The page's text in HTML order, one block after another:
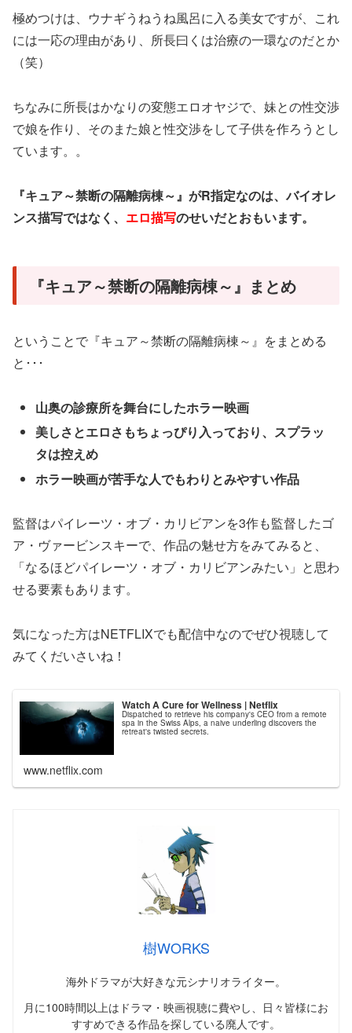
極めつけは、ウナギうねうね風呂に入る美女ですが、これ
には一応の理由があり、所長曰くは治療の一環なのだとか
（笑）
ちなみに所長はかなりの変態エロオヤジで、妹との性交渉
で娘を作り、そのまた娘と性交渉をして子供を作ろうとし
ています。。
『キュア～禁断の隔離病棟～』がR指定なのは、バイオレ
ンス描写ではなく、 エロ描写のせいだとおもいます。
『キュア～禁断の隔離病棟～』まとめ
ということで『キュア～禁断の隔離病棟～』をまとめる
と･･･
山奥の診療所を舞台にしたホラー映画
美しさとエロさもちょっぴり入っており、スプラッ
タは控えめ
ホラー映画が苦手な人でもわりとみやすい作品
監督はパイレーツ・オブ・カリビアンを3作も監督したゴ
ア・ヴァービンスキーで、作品の魅せ方をみてみると、
「なるほどパイレーツ・オブ・カリビアンみたい」と思わ
せる要素もあります。
気になった方はNETFLIXでも配信中なのでぜひ視聴して
みてくだいさいね！
Watch A Cure for Wellness | Netflix
Dispatched to retrieve his company's CEO from a remote
spa in the Swiss Alps, a naive underling discovers the
retreat's twisted secrets.
www.netflix.com
樹WORKS
海外ドラマが大好きな元シナリオライター。
月に100時間以上はドラマ・映画視聴に費やし、日々皆様にお
すすめできる作品を探している廃人です。